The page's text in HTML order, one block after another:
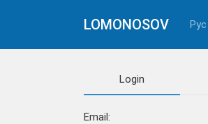
LOMONOSOV Рус
Login
Email: